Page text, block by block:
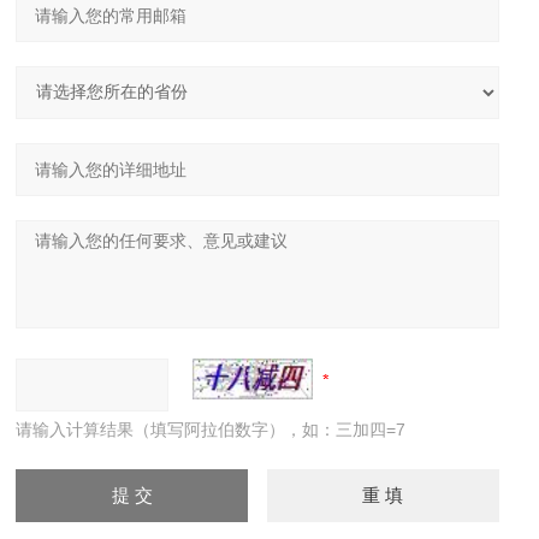
请输入计算结果（填写阿拉伯数字），如：三加四=7